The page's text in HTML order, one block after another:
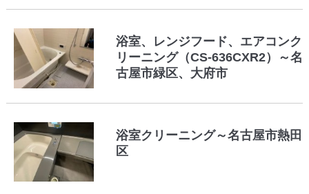
浴室、レンジフード、エアコンク
リーニング（CS-636CXR2）～名
古屋市緑区、大府市
浴室クリーニング～名古屋市熱田
区